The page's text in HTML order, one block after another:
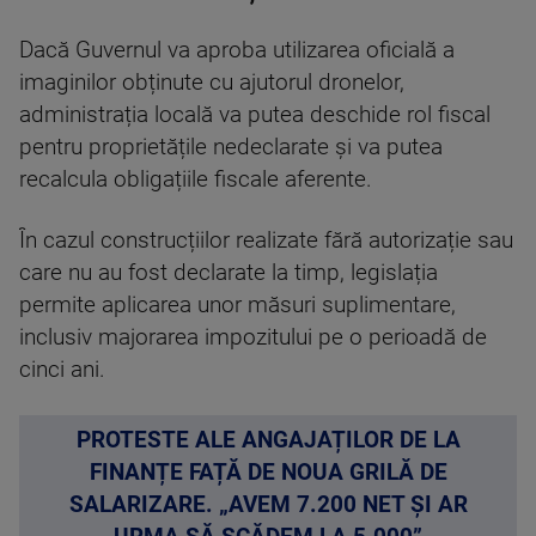
Dacă Guvernul va aproba utilizarea oficială a
imaginilor obținute cu ajutorul dronelor,
administrația locală va putea deschide rol fiscal
pentru proprietățile nedeclarate și va putea
recalcula obligațiile fiscale aferente.
În cazul construcțiilor realizate fără autorizație sau
care nu au fost declarate la timp, legislația
permite aplicarea unor măsuri suplimentare,
inclusiv majorarea impozitului pe o perioadă de
cinci ani.
PROTESTE ALE ANGAJAȚILOR DE LA
FINANȚE FAȚĂ DE NOUA GRILĂ DE
SALARIZARE. „AVEM 7.200 NET ȘI AR